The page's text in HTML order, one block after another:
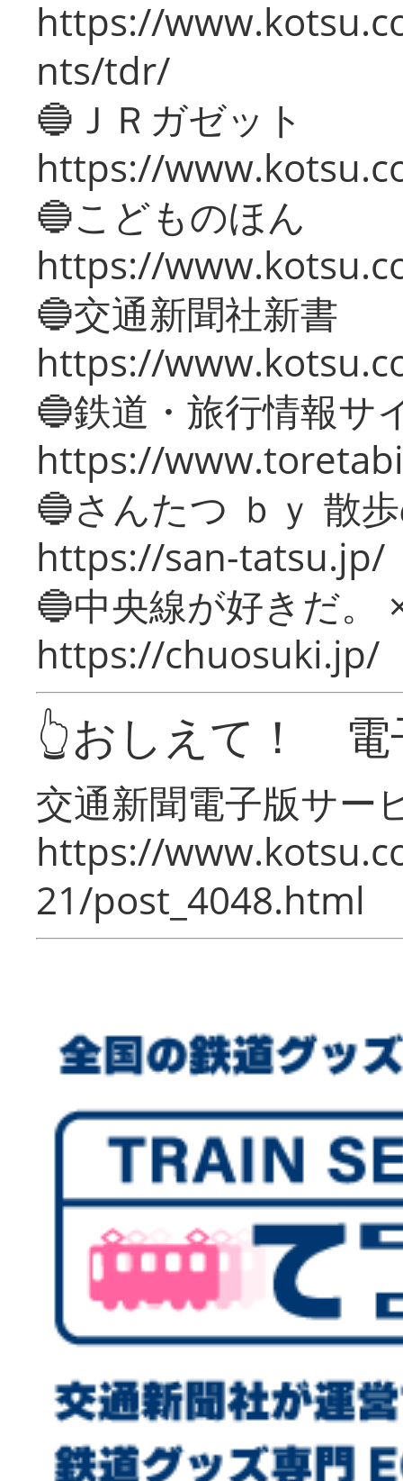
https://
nts/tdr/
🔵ＪＲガゼット
https://
🔵こどものほん
https://
🔵交通新聞社新書
https://
🔵鉄道・旅行情報サ
https://
🔵さんたつ ｂｙ 散
https://san-tatsu.jp/
🔵中央線が好きだ。
https://chuosuki.jp/
👆おしえて！ 電
交通新聞電子版サー
https://
21/post_4048.html